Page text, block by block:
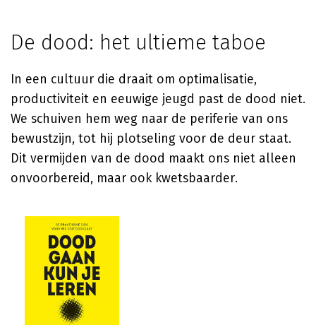
De dood: het ultieme taboe
In een cultuur die draait om optimalisatie,
productiviteit en eeuwige jeugd past de dood niet.
We schuiven hem weg naar de periferie van ons
bewustzijn, tot hij plotseling voor de deur staat.
Dit vermijden van de dood maakt ons niet alleen
onvoorbereid, maar ook kwetsbaarder.